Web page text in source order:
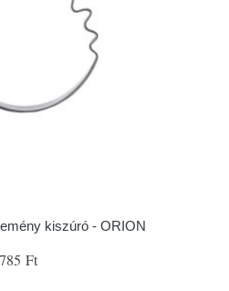
kiszúró - ORION
785 Ft